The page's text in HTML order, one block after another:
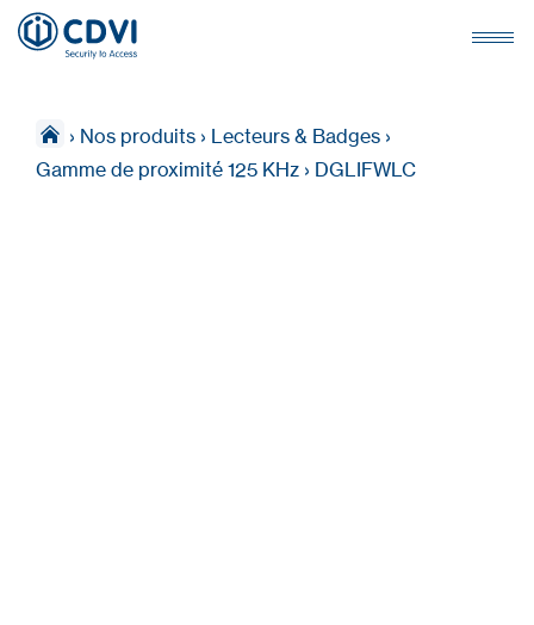
› Nos produits › Lecteurs & Badges ›
Gamme de proximité 125 KHz › DGLIFWLC